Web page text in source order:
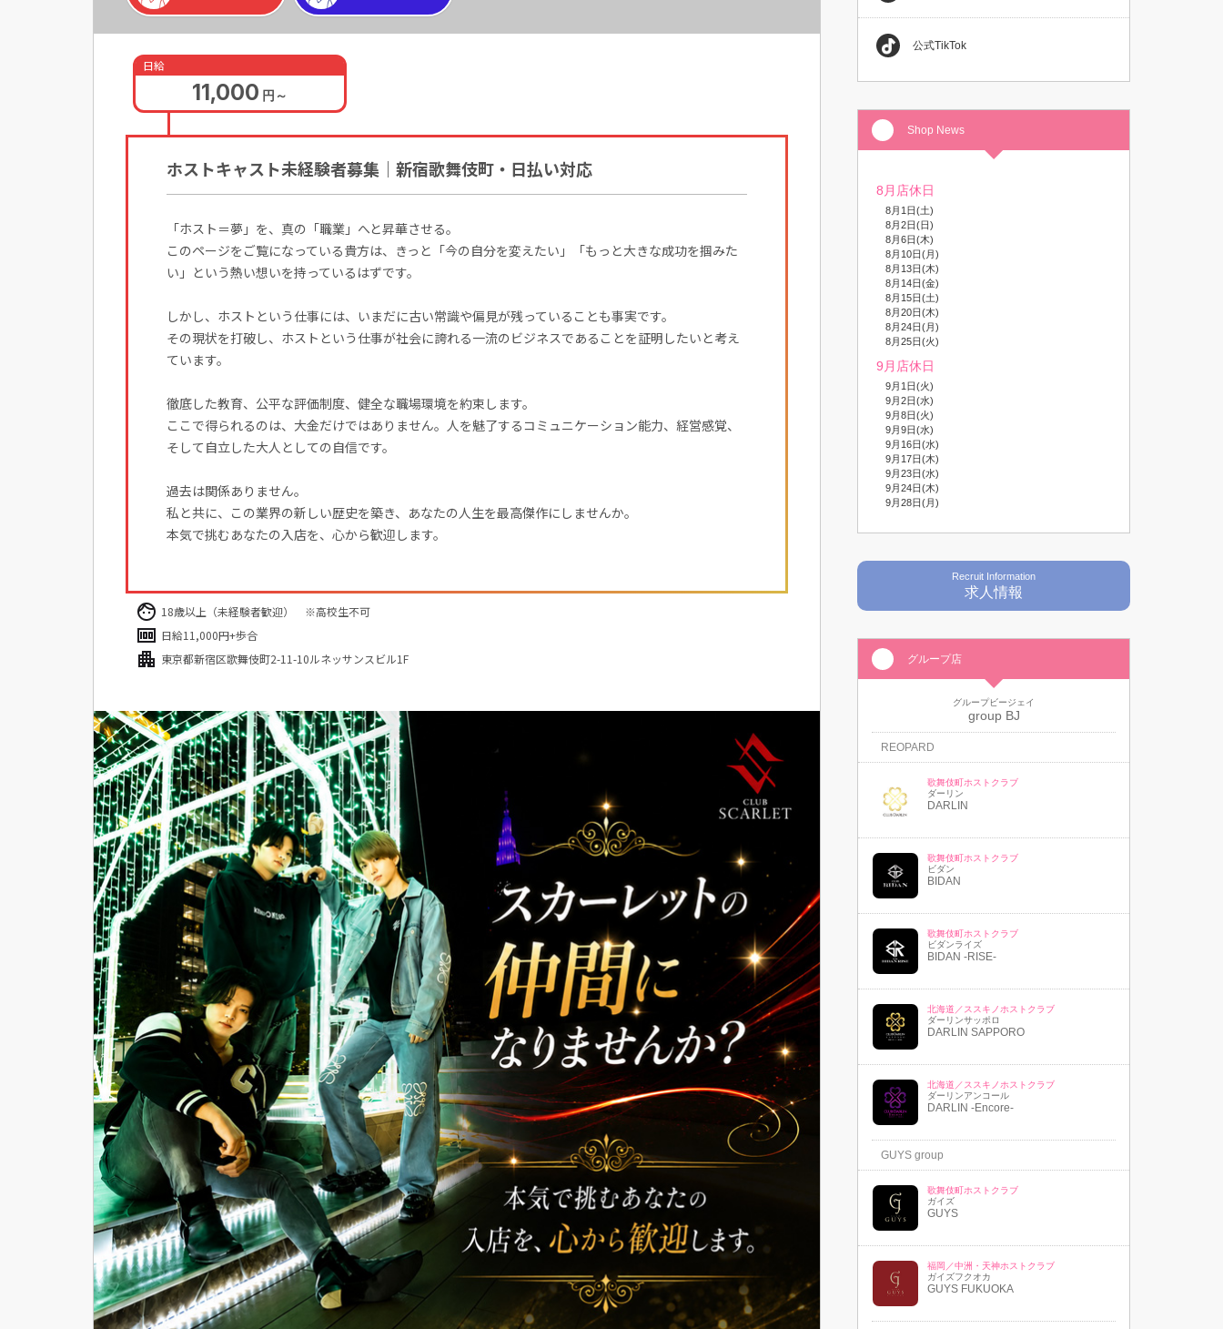
日給
11,000 円 ～
ホストキャスト未経験者募集｜新宿歌舞伎町・日払い対応
「ホスト＝夢」を、真の「職業」へと昇華させる。
このページをご覧になっている貴方は、きっと「今の自分を変えたい」「もっと大きな成功を掴みた
い」という熱い想いを持っているはずです。
しかし、ホストという仕事には、いまだに古い常識や偏見が残っていることも事実です。
その現状を打破し、ホストという仕事が社会に誇れる一流のビジネスであることを証明したいと考え
ています。
徹底した教育、公平な評価制度、健全な職場環境を約束します。
ここで得られるのは、大金だけではありません。人を魅了するコミュニケーション能力、経営感覚、
そして自立した大人としての自信です。
過去は関係ありません。
私と共に、この業界の新しい歴史を築き、あなたの人生を最高傑作にしませんか。
本気で挑むあなたの入店を、心から歓迎します。
18歳以上（未経験者歓迎） ※高校生不可
日給11,000円+歩合
東京都新宿区歌舞伎町2-11-10ルネッサンスビル1F
公式TikTok
Shop News
8月店休日
8月1日(土)
8月2日(日)
8月6日(木)
8月10日(月)
8月13日(木)
8月14日(金)
8月15日(土)
8月20日(木)
8月24日(月)
8月25日(火)
9月店休日
9月1日(火)
9月2日(水)
9月8日(火)
9月9日(水)
9月16日(水)
9月17日(木)
9月23日(水)
9月24日(木)
9月28日(月)
Recruit Information
求人情報
グループ店
グループビージェイ
group BJ
REOPARD
歌舞伎町ホストクラブ
ダーリン
DARLIN
歌舞伎町ホストクラブ
ビダン
BIDAN
歌舞伎町ホストクラブ
ビダンライズ
BIDAN -RISE-
北海道／ススキノホストクラブ
ダーリンサッポロ
DARLIN SAPPORO
北海道／ススキノホストクラブ
ダーリンアンコール
DARLIN -Encore-
GUYS group
歌舞伎町ホストクラブ
ガイズ
GUYS
福岡／中洲・天神ホストクラブ
ガイズフクオカ
GUYS FUKUOKA